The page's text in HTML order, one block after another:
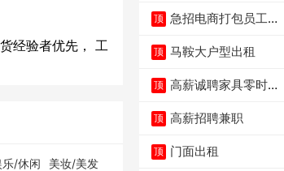
经验者优先， 工
乐/休闲
美妆/美发
顶 急招电商打包员工作
顶 马鞍大户型出租
顶 高薪诚聘家具零时促
顶 高薪招聘兼职
顶 门面出租